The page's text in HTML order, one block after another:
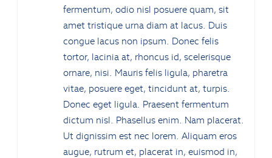
fermentum, odio nisl posuere quam, sit
amet tristique urna diam at lacus. Duis
congue lacus non ipsum. Donec felis
tortor, lacinia at, rhoncus id, scelerisque
ornare, nisi. Mauris felis ligula, pharetra
vitae, posuere eget, tincidunt at, turpis.
Donec eget ligula. Praesent fermentum
dictum nisl. Phasellus enim. Nam placerat.
Ut dignissim est nec lorem. Aliquam eros
augue, rutrum et, placerat in, euismod in,